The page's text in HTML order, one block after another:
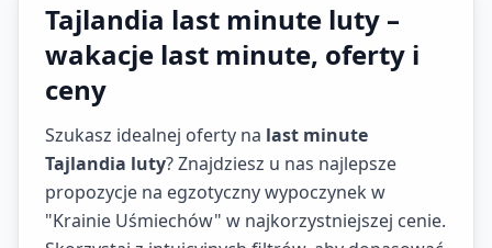
Tajlandia last minute luty –
wakacje last minute, oferty i
ceny
Szukasz idealnej oferty na last minute
Tajlandia luty? Znajdziesz u nas najlepsze
propozycje na egzotyczny wypoczynek w
"Krainie Uśmiechów" w najkorzystniejszej cenie.